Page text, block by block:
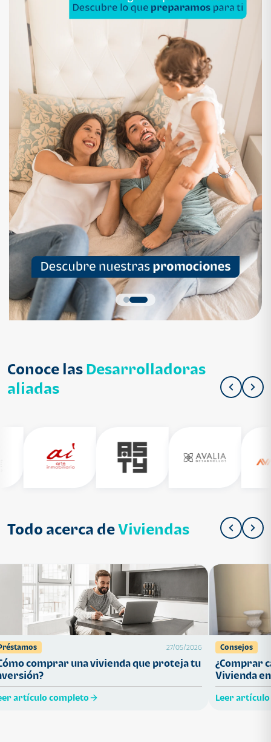
Conoce las Desarrolladoras
aliadas
Todo acerca deViviendas
27/05/2026
comprar una vivienda que proteja tu
artículo completo
Consejos
¿Comprar
Vivienda
Leer